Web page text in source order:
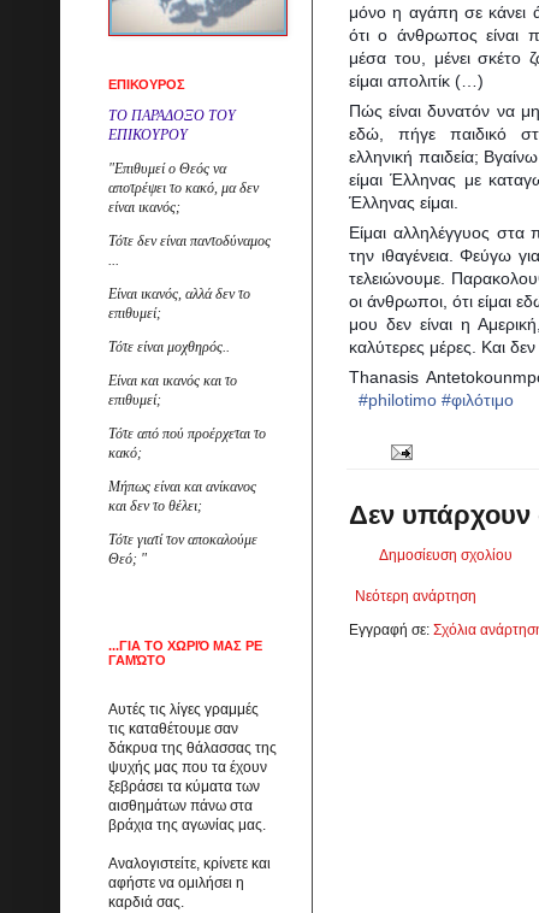
μόνο η αγάπη σε κάνει
ότι ο άνθρωπος είναι
μέσα του, μένει σκέτο
είμαι απολιτίκ (…)
Πώς είναι δυνατόν να
εδώ, πήγε παιδικό
ελληνική παιδεία;
είμαι Έλληνας με
Έλληνας είμαι.
Είμαι αλληλέγγυος στα
την ιθαγένεια. Φεύγω
τελειώνουμε.
οι άνθρωποι, ότι είμαι
μου δεν είναι η
καλύτερες μέρες. Και
#philotimo #φιλότιμο
Δεν υπάρχουν
Δημοσίευση σχολίου
Νεότερη ανάρτηση
Εγγραφή σε: Σχόλια
ΕΠΙΚΟΥΡΟΣ
ΤΟ ΠΑΡΑΔΟΞΟ ΤΟΥ
ΕΠΙΚΟΥΡΟΥ
"Επιθυμεί ο Θεός να
αποτρέψει το κακό, μα δεν
είναι ικανός;
Τότε δεν είναι παντοδύναμος
...
Είναι ικανός, αλλά δεν το
επιθυμεί;
Τότε είναι μοχθηρός..
Είναι και ικανός και το
επιθυμεί;
Τότε από πού προέρχεται το
κακό;
Μήπως είναι και ανίκανος
και δεν το θέλει;
Τότε γιατί τον αποκαλούμε
Θεό; "
...ΓΙΑ ΤΟ ΧΩΡΙΌ ΜΑΣ ΡΕ
ΓΑΜΏΤΟ
Αυτές τις λίγες γραμμές
τις καταθέτουμε σαν
δάκρυα της θάλασσας της
ψυχής μας που τα έχουν
ξεβράσει τα κύματα των
αισθημάτων πάνω στα
βράχια της αγωνίας μας.
Αναλογιστείτε, κρίνετε και
αφήστε να ομιλήσει η
καρδιά σας.